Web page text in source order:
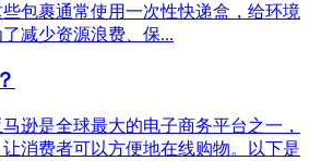
包裹通常使用一次性快递盒，给环境
减少资源浪费、保...
逊是全球最大的电子商务平台之一，
消费者可以方便地在线购物。以下是